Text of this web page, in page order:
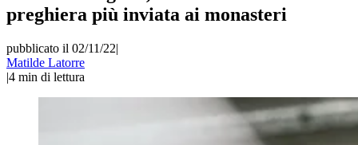
preghiera più inviata ai monasteri
pubblicato il 02/11/22|
Matilde Latorre
|4 min di lettura